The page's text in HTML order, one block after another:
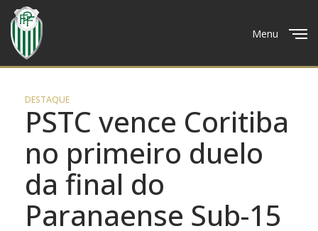
Menu
DESTAQUE
PSTC vence Coritiba
no primeiro duelo
da final do
Paranaense Sub-15